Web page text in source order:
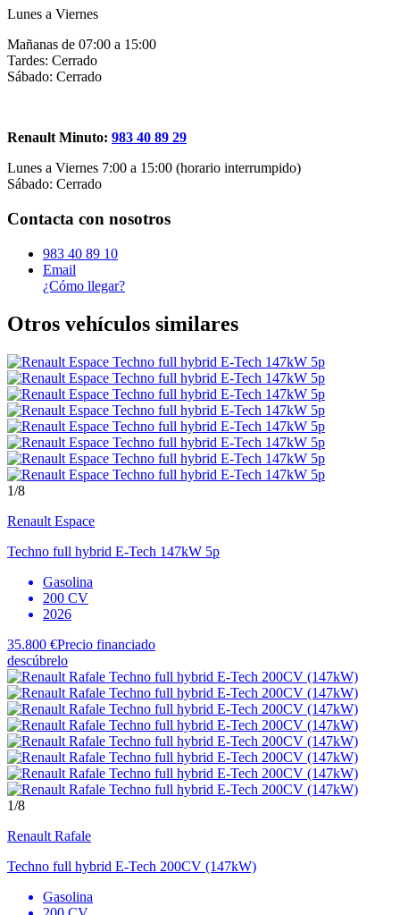
Lunes a Viernes
Mañanas de 07:00 a 15:00
Tardes: Cerrado
Sábado: Cerrado
Renault Minuto: 983 40 89 29
Lunes a Viernes 7:00 a 15:00 (horario interrumpido)
Sábado: Cerrado
Contacta con nosotros
983 40 89 10
Email
¿Cómo llegar?
Otros vehículos similares
1/8
Renault Espace
Techno full hybrid E-Tech 147kW 5p
Gasolina
200 CV
2026
35.800 €Precio financiado
descúbrelo
1/8
Renault Rafale
Techno full hybrid E-Tech 200CV (147kW)
Gasolina